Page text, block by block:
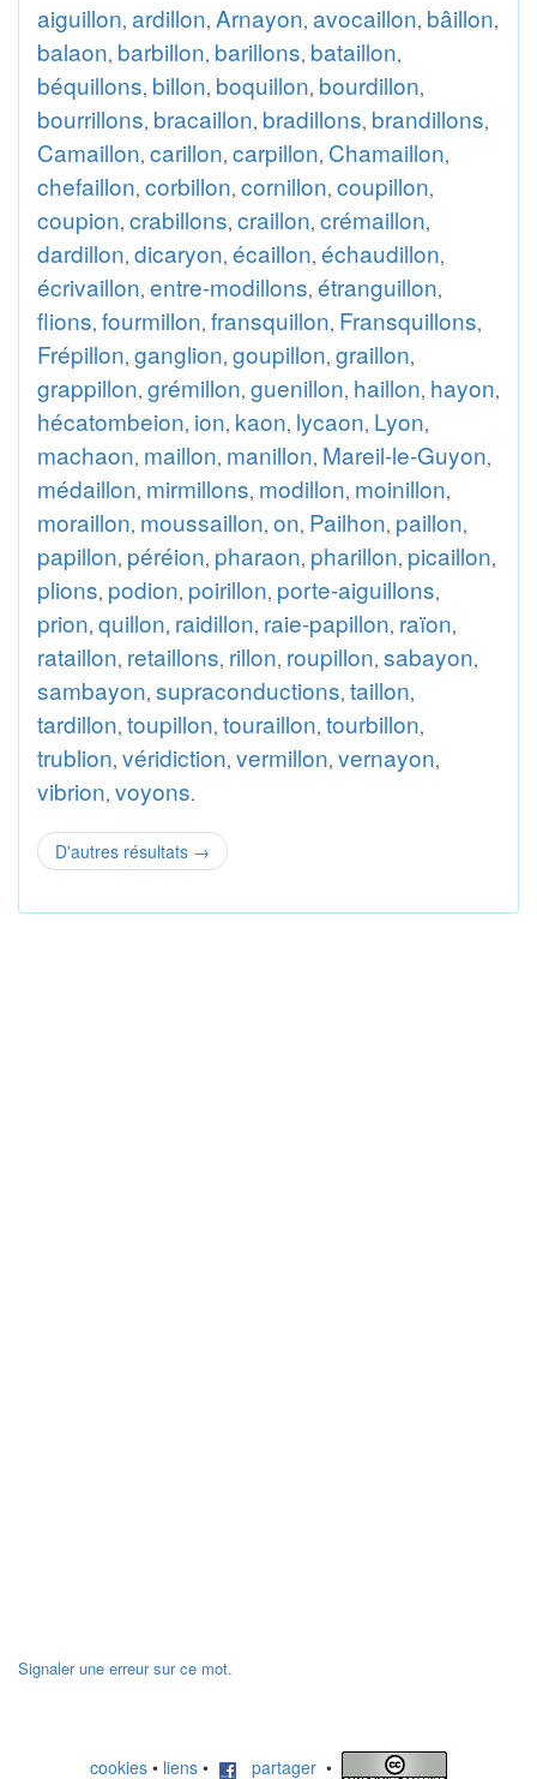
aiguillon, ardillon, Arnayon, avocaillon, bâillon,
balaon, barbillon, barillons, bataillon,
béquillons, billon, boquillon, bourdillon,
bourrillons, bracaillon, bradillons, brandillons,
Camaillon, carillon, carpillon, Chamaillon,
chefaillon, corbillon, cornillon, coupillon,
coupion, crabillons, craillon, crémaillon,
dardillon, dicaryon, écaillon, échaudillon,
écrivaillon, entre-modillons, étranguillon,
flions, fourmillon, fransquillon, Fransquillons,
Frépillon, ganglion, goupillon, graillon,
grappillon, grémillon, guenillon, haillon, hayon,
hécatombeion, ion, kaon, lycaon, Lyon,
machaon, maillon, manillon, Mareil-le-Guyon,
médaillon, mirmillons, modillon, moinillon,
moraillon, moussaillon, on, Pailhon, paillon,
papillon, péréion, pharaon, pharillon, picaillon,
plions, podion, poirillon, porte-aiguillons,
prion, quillon, raidillon, raie-papillon, raïon,
rataillon, retaillons, rillon, roupillon, sabayon,
sambayon, supraconductions, taillon,
tardillon, toupillon, touraillon, tourbillon,
trublion, véridiction, vermillon, vernayon,
vibrion, voyons.
D'autres résultats →
Signaler une erreur sur ce mot.
cookies • liens • partager •